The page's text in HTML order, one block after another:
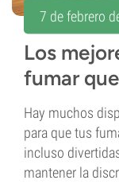
7 de febrero
Los
fumar
Hay muchos
para que tus
incluso
mantener la